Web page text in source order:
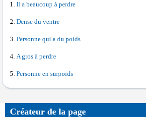
Il a beaucoup à perdre
Dense du ventre
Personne qui a du poids
A gros à perdre
Personne en surpoids
Créateur de la page